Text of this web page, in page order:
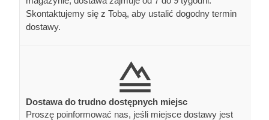
Skontaktujemy się z Tobą, aby ustalić dogodny termin
dostawy.
Dostawa do trudno dostępnych miejsc
Proszę poinformować nas, jeśli miejsce dostawy jest